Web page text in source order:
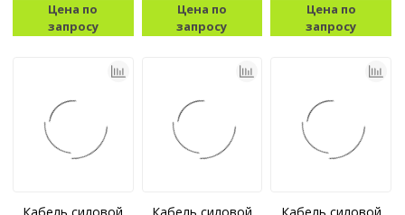
Цена по
запросу
Цена по
запросу
Цена по
запросу